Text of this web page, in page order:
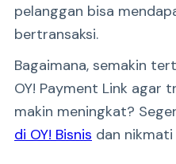
pelanggan bisa
bertransaksi.
Bagaimana, semakin
OY! Payment Link agar
makin meningkat?
di OY! Bisnis dan